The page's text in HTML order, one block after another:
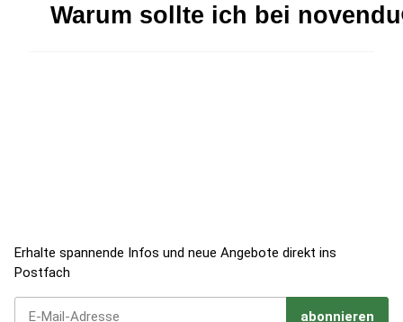
Warum sollte ich bei
Erhalte spannende Infos und neue Angebote direkt ins
Postfach
abonnieren